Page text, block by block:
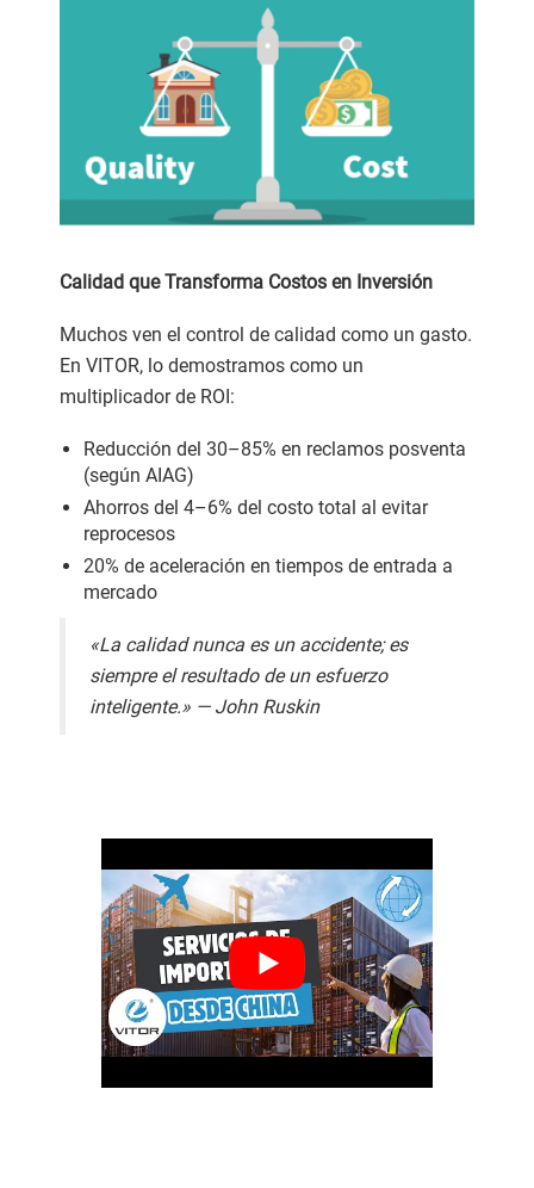
Calidad que Transforma Costos en Inversión
Muchos ven el control de calidad como un gasto.
En VITOR, lo demostramos como un
multiplicador de ROI:
Reducción del 30–85% en reclamos posventa
(según AIAG)
Ahorros del 4–6% del costo total al evitar
reprocesos
20% de aceleración en tiempos de entrada a
mercado
«La calidad nunca es un accidente; es
siempre el resultado de un esfuerzo
inteligente.» — John Ruskin